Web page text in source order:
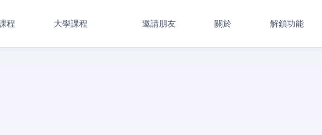
程 大學課程 邀請朋友 關於 解鎖功能